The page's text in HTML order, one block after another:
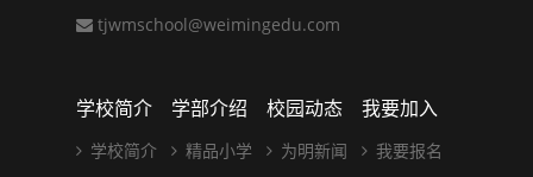
tjwmschool@weimingedu.com
学校简介
学校简介
学部介绍
精品小学
校园动态
为明新闻
我要加入
我要报名